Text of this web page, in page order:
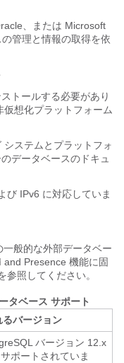
、または Microsoft
管理と情報の取得を依
トールする必要があり
想化プラットフォーム
ステムとプラットフォ
データベースのドキュ
び IPv6 に対応していま
般的な外部データベー
and Presence 機能に固
照してください。
タベース サポート
バージョン
バージョン 12.x
ポートされていま